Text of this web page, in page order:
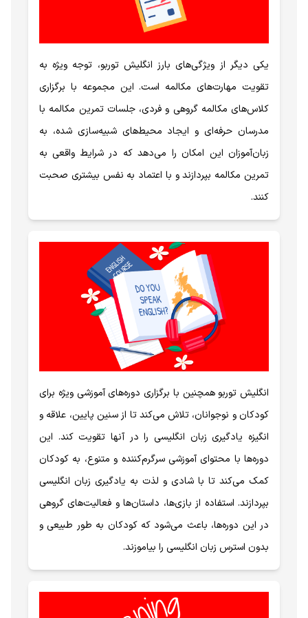
یکی دیگر از ویژگی‌های بارز انگلیش توربو، توجه ویژه به
تقویت مهارت‌های مکالمه است. این مجموعه با برگزاری
کلاس‌های مکالمه گروهی و فردی، جلسات تمرین مکالمه با
مدرسان حرفه‌ای و ایجاد محیط‌های شبیه‌سازی شده، به
زبان‌آموزان این امکان را می‌دهد که در شرایط واقعی به
تمرین مکالمه بپردازند و با اعتماد به نفس بیشتری صحبت
کنند.
انگلیش توربو همچنین با برگزاری دوره‌های آموزشی ویژه برای
کودکان و نوجوانان، تلاش می‌کند تا از سنین پایین، علاقه و
انگیزه یادگیری زبان انگلیسی را در آنها تقویت کند. این
دوره‌ها با محتوای آموزشی سرگرم‌کننده و متنوع، به کودکان
کمک می‌کند تا با شادی و لذت به یادگیری زبان انگلیسی
بپردازند. استفاده از بازی‌ها، داستان‌ها و فعالیت‌های گروهی
در این دوره‌ها، باعث می‌شود که کودکان به طور طبیعی و
بدون استرس زبان انگلیسی را بیاموزند.